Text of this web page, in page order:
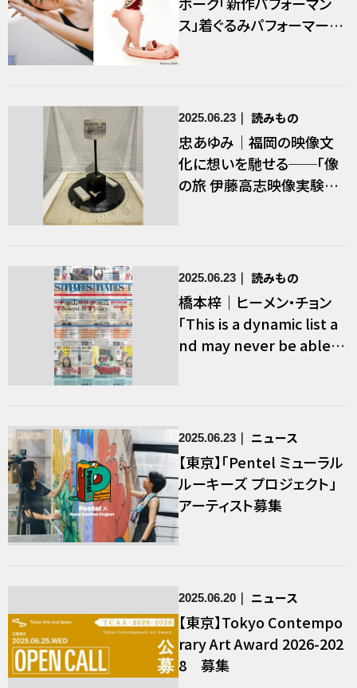
ス」着ぐるみパフォーマーオ
2025.06.23 読みもの
忠あゆみ｜福岡の映像文
化に想いを馳せる──「像
の旅 伊藤高志映像実験
2025.06.23 読みもの
橋本梓｜ヒーメン・チョン
「This is a dynamic list a
nd may never be able t
2025.06.23 ニュース
【東京】「Pentel ミューラル
ルーキーズ プロジェクト」
アーティスト募集
2025.06.20 ニュース
【東京】Tokyo Contempo
rary Art Award 2026-202
8 募集